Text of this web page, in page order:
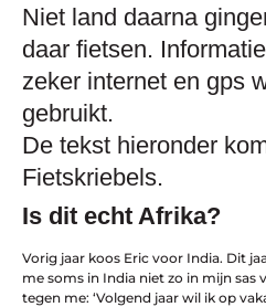
Niet land daarna
daar fietsen.
zeker internet en gps
gebruikt.
De tekst hieronder
Fietskriebels.
Is dit echt Afrika?
Vorig jaar koos Eric voor India. Dit
me soms in India niet zo in mijn sas
tegen me: ‘Volgend jaar wil ik op